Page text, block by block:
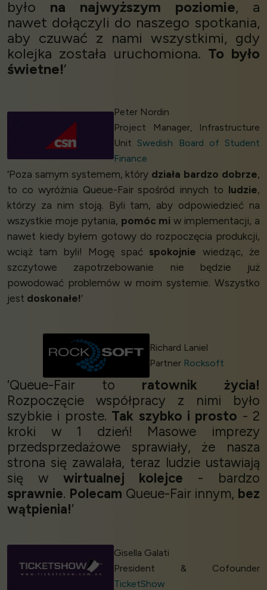
było na najwyższym poziomie, a
nawet dołączyli do naszego spotkania,
aby czuwać z nami wszystkimi, gdy
kolejka została uruchomiona. To było
świetne!’
Peter Nordin
Project Manager, Infrastructure
Unit Swedish Board of Student
Finance
‘Poza samym systemem, który działa bardzo dobrze,
to co wyróżnia Queue-Fair spośród innych to ludzie,
którzy za nim stoją. Byli tam, aby odpowiedzieć na
wszystkie moje pytania, pomóc mi w implementacji, a
nawet kiedy byłem gotowy do rozpoczęcia produkcji,
wciąż tam byli! Mogę spać spokojnie wiedząc, że
szczytowe zapotrzebowanie nie będzie już
powodować problemów w moim systemie. Wszystko
jest doskonałe!’
Richard Laniel
Partner Rocksoft
‘Queue-Fair to ratownik życia!
Rozpoczęcie współpracy z nimi było
szybkie i proste. Tak szybko i prosto - 2
kroki w 1 dzień! Masowe imprezy
przedsprzedażowe sprawiały, że nasza
strona się zawalała, teraz ludzie ustawiają
się w wirtualnej kolejce - bardzo
sprawnie. Polecam Queue-Fair innym, bez
wątpienia!’
Gisella Galati
President & Cofounder
TicketShow